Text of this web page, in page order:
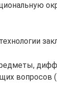
вопросов